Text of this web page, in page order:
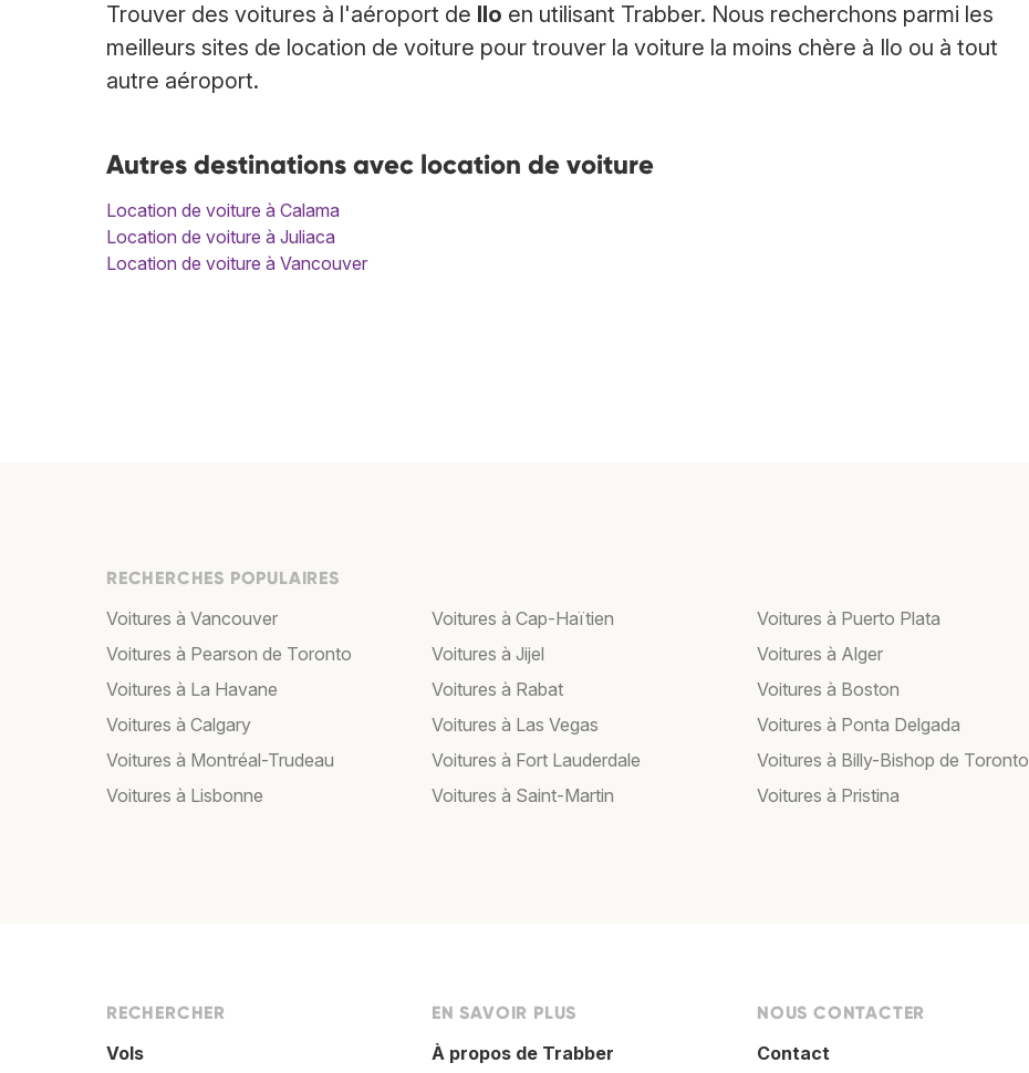
Trouver des voitures à l'aéroport de Ilo en utilisant Trabber. Nous recherchons parmi les
meilleurs sites de location de voiture pour trouver la voiture la moins chère à Ilo ou à tout
autre aéroport.
Autres destinations avec location de voiture
Location de voiture à Calama
Location de voiture à Juliaca
Location de voiture à Vancouver
RECHERCHES POPULAIRES
Voitures à Vancouver
Voitures à Pearson de Toronto
Voitures à La Havane
Voitures à Calgary
Voitures à Montréal-Trudeau
Voitures à Lisbonne
Voitures à Cap-Haïtien
Voitures à Jijel
Voitures à Rabat
Voitures à Las Vegas
Voitures à Fort Lauderdale
Voitures à Saint-Martin
Voitures à Puerto Plata
Voitures à Alger
Voitures à Boston
Voitures à Ponta Delgada
Voitures à Billy-Bishop de Toronto
Voitures à Pristina
RECHERCHER
Vols
EN SAVOIR PLUS
À propos de Trabber
NOUS CONTACTER
Contact